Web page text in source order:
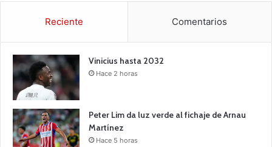
Reciente Comentarios
Vinicius hasta 2032
Hace 2 horas
Peter Lim da luz verde al fichaje de Arnau
Martínez
Hace 5 horas